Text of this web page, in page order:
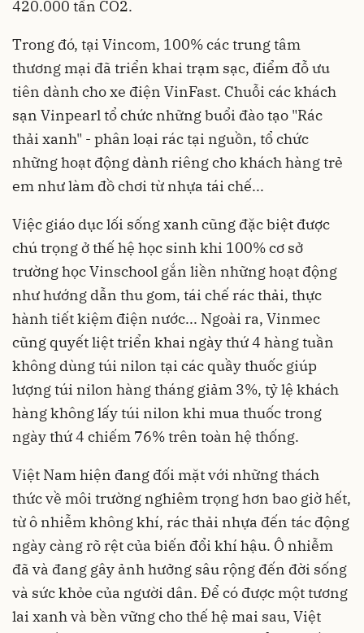
420.000 tấn CO2.
Trong đó, tại Vincom, 100% các trung tâm
thương mại đã triển khai trạm sạc, điểm đỗ ưu
tiên dành cho xe điện VinFast. Chuỗi các khách
sạn Vinpearl tổ chức những buổi đào tạo "Rác
thải xanh" - phân loại rác tại nguồn, tổ chức
những hoạt động dành riêng cho khách hàng trẻ
em như làm đồ chơi từ nhựa tái chế...
Việc giáo dục lối sống xanh cũng đặc biệt được
chú trọng ở thế hệ học sinh khi 100% cơ sở
trường học Vinschool gắn liền những hoạt động
như hướng dẫn thu gom, tái chế rác thải, thực
hành tiết kiệm điện nước... Ngoài ra, Vinmec
cũng quyết liệt triển khai ngày thứ 4 hàng tuần
không dùng túi nilon tại các quầy thuốc giúp
lượng túi nilon hàng tháng giảm 3%, tỷ lệ khách
hàng không lấy túi nilon khi mua thuốc trong
ngày thứ 4 chiếm 76% trên toàn hệ thống.
Việt Nam hiện đang đối mặt với những thách
thức về môi trường nghiêm trọng hơn bao giờ hết,
từ ô nhiễm không khí, rác thải nhựa đến tác động
ngày càng rõ rệt của biến đổi khí hậu. Ô nhiễm
đã và đang gây ảnh hưởng sâu rộng đến đời sống
và sức khỏe của người dân. Để có được một tương
lai xanh và bền vững cho thế hệ mai sau, Việt